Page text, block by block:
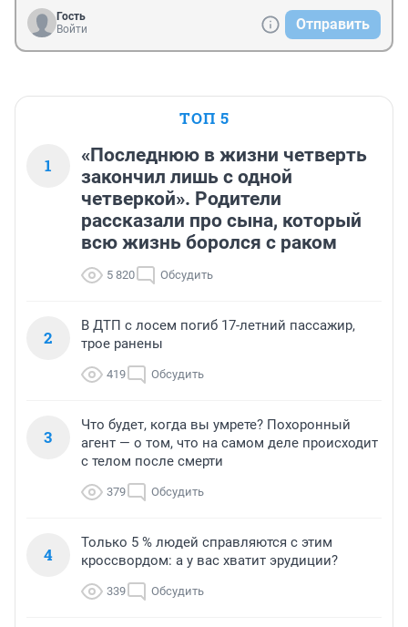
Гость
Войти
Отправить
ТОП 5
1
«Последнюю в жизни четверть
закончил лишь с одной
четверкой». Родители
рассказали про сына, который
всю жизнь боролся с раком
5 820 Обсудить
2
В ДТП с лосем погиб 17-летний пассажир,
трое ранены
419 Обсудить
3
Что будет, когда вы умрете? Похоронный
агент — о том, что на самом деле происходит
с телом после смерти
379 Обсудить
4
Только 5 % людей справляются с этим
кроссвордом: а у вас хватит эрудиции?
339 Обсудить